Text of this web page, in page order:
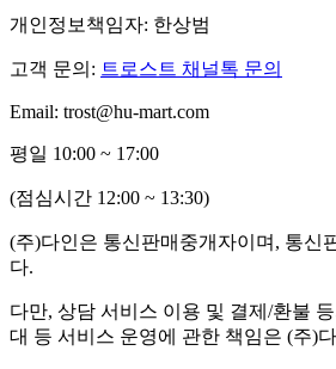
개인정보책임자: 한상범
고객 문의: 트로스트 채널톡 문의
Email: trost@hu-mart.com
평일 10:00 ~ 17:00
(점심시간 12:00 ~ 13:30)
(주)다인은 통신판매중개자이며, 통신
다.
다만, 상담 서비스 이용 및 결제/환불
대 등 서비스 운영에 관한 책임은 (주)